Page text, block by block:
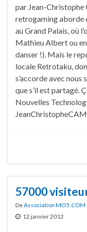
par Jean-Christophe
retrogaming aborde
au Grand Palais, où
Mathieu Albert ou
danser !). Mais le
locale Retrotaku,
s’accorde avec nous
que s’il est partagé.
Nouvelles
57000
DeAssociation MO5.COM
12 janvier 2012